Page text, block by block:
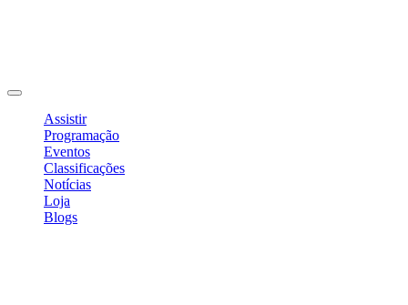
Assistir
Programação
Eventos
Classificações
Notícias
Loja
Blogs